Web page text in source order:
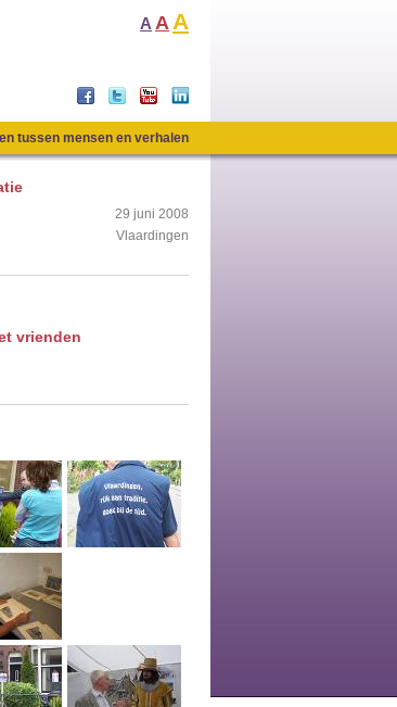
A A A
tussen mensen en verhalen
29 juni 2008
Vlaardingen
vrienden